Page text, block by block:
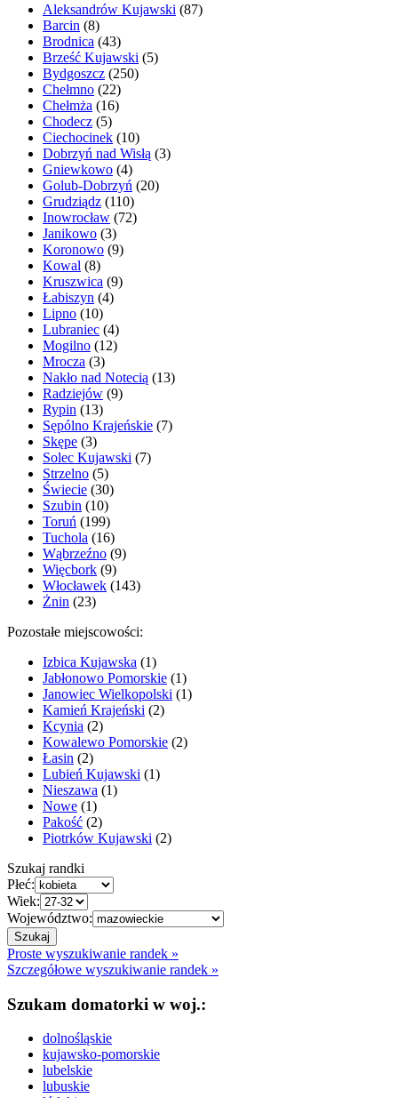
Aleksandrów Kujawski (87)
Barcin (8)
Brodnica (43)
Brześć Kujawski (5)
Bydgoszcz (250)
Chełmno (22)
Chełmża (16)
Chodecz (5)
Ciechocinek (10)
Dobrzyń nad Wisłą (3)
Gniewkowo (4)
Golub-Dobrzyń (20)
Grudziądz (110)
Inowrocław (72)
Janikowo (3)
Koronowo (9)
Kowal (8)
Kruszwica (9)
Łabiszyn (4)
Lipno (10)
Lubraniec (4)
Mogilno (12)
Mrocza (3)
Nakło nad Notecią (13)
Radziejów (9)
Rypin (13)
Sępólno Krajeńskie (7)
Skępe (3)
Solec Kujawski (7)
Strzelno (5)
Świecie (30)
Szubin (10)
Toruń (199)
Tuchola (16)
Wąbrzeźno (9)
Więcbork (9)
Włocławek (143)
Żnin (23)
Pozostałe miejscowości:
Izbica Kujawska (1)
Jabłonowo Pomorskie (1)
Janowiec Wielkopolski (1)
Kamień Krajeński (2)
Kcynia (2)
Kowalewo Pomorskie (2)
Łasin (2)
Lubień Kujawski (1)
Nieszawa (1)
Nowe (1)
Pakość (2)
Piotrków Kujawski (2)
Szukaj randki
Płeć:
Wiek:
Województwo:
Proste wyszukiwanie randek »
Szczegółowe wyszukiwanie randek »
Szukam domatorki w woj.:
dolnośląskie
kujawsko-pomorskie
lubelskie
lubuskie